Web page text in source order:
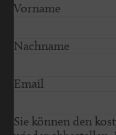
Vorname
Nachname
Email
Sie können den